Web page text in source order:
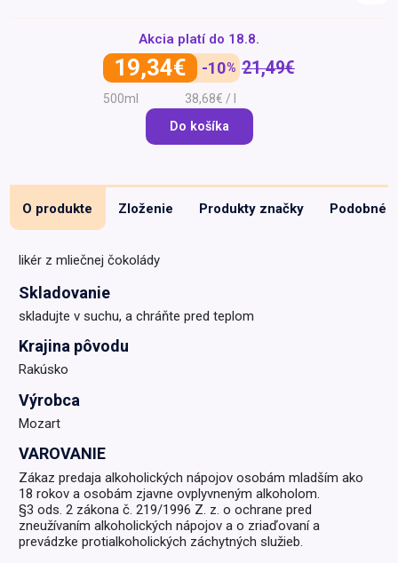
Darčekové
poukazy
Recepty
výživa
Drogéria a kozmetika
Domácnosť a kancelária
Lekáreň
Akcia platí do 18.8.
19,34€ -10% 21,49€
500ml 38,68€ / l
Do košíka
O produkte Zloženie Produkty značky Podobné
likér z mliečnej čokolády
Skladovanie
skladujte v suchu, a chráňte pred teplom
Krajina pôvodu
Rakúsko
Výrobca
Mozart
VAROVANIE
Zákaz predaja alkoholických nápojov osobám mladším ako
18 rokov a osobám zjavne ovplyvneným alkoholom.
§3 ods. 2 zákona č. 219/1996 Z. z. o ochrane pred
zneužívaním alkoholických nápojov a o zriaďovaní a
prevádzke protialkoholických záchytných služieb.